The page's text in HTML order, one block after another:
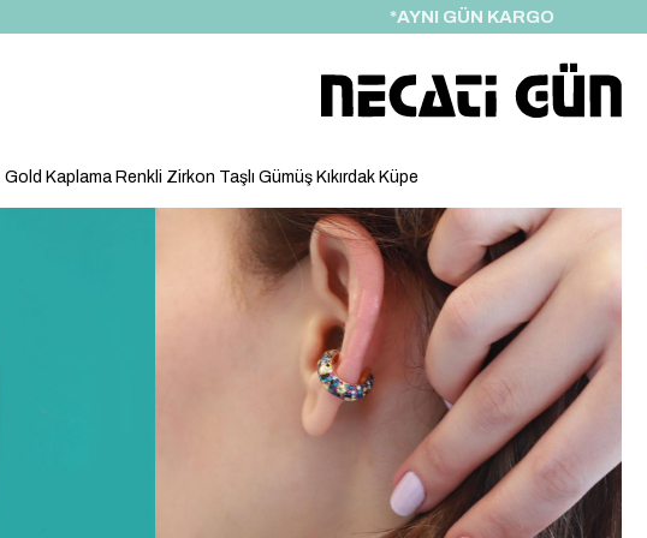
*HEDİYE PAKETİ & NOTU
Gold Kaplama Renkli Zirkon Taşlı Gümüş Kıkırdak Küpe